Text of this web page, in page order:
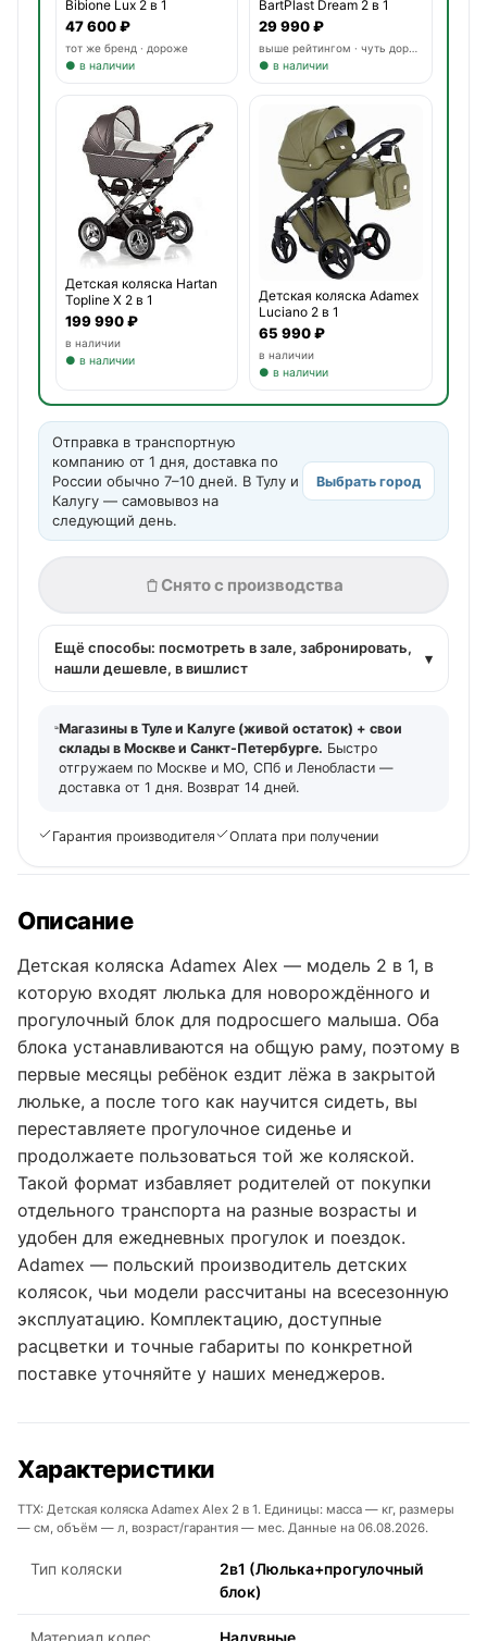
Bibione Lux 2 в 1
47 600 ₽
тот же бренд · дороже
● в наличии
BartPlast Dream 2 в 1
29 990 ₽
● в наличии
Детская коляска Hartan
Topline X 2 в 1
199 990 ₽
в наличии
● в наличии
Детская коляска Adamex
Luciano 2 в 1
65 990 ₽
в наличии
● в наличии
Отправка в транспортную
компанию от 1 дня, доставка по
России обычно 7–10 дней. В Тулу и
Калугу — самовывоз на
следующий день.
Выбрать город
Снято с производства
Ещё способы: посмотреть в зале, забронировать,
нашли дешевле, в вишлист
▾
Магазины в Туле и Калуге (живой остаток) + свои
склады в Москве и Санкт-Петербурге. Быстро
отгружаем по Москве и МО, СПб и Ленобласти —
доставка от 1 дня. Возврат 14 дней.
Гарантия производителя Оплата при получении
Описание
Детская коляска Adamex Alex — модель 2 в 1, в
которую входят люлька для новорождённого и
прогулочный блок для подросшего малыша. Оба
блока устанавливаются на общую раму, поэтому в
первые месяцы ребёнок ездит лёжа в закрытой
люльке, а после того как научится сидеть, вы
переставляете прогулочное сиденье и
продолжаете пользоваться той же коляской.
Такой формат избавляет родителей от покупки
отдельного транспорта на разные возрасты и
удобен для ежедневных прогулок и поездок.
Adamex — польский производитель детских
колясок, чьи модели рассчитаны на всесезонную
эксплуатацию. Комплектацию, доступные
расцветки и точные габариты по конкретной
поставке уточняйте у наших менеджеров.
Характеристики
ТТХ: Детская коляска Adamex Alex 2 в 1. Единицы: масса — кг, размеры
— см, объём — л, возраст/гарантия — мес. Данные на 06.08.2026.
Тип коляски
2в1 (Люлька+прогулочный
блок)
Материал колес Надувные